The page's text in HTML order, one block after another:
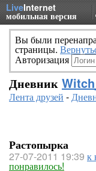
LiveInternet
мобильная версия
Вы были
страницы.
Авторизация
Дневник
Лента друзей -
Растопырка
27-07-2011 19:39 к
понравилось!